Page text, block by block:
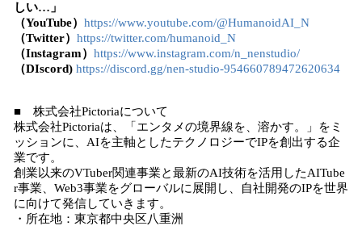
しい…」
（YouTube） https://www.youtube.com/@HumanoidAI_N
（Twitter） https://twitter.com/humanoid_N
（Instagram） https://www.instagram.com/n_nenstudio/
（DIscord) https://discord.gg/nen-studio-954660789472620634
■ 株式会社Pictoriaについて
株式会社Pictoriaは、「エンタメの境界線を、溶かす。」をミ
ッションに、AIを主軸としたテクノロジーでIPを創出する企
業です。
創業以来のVTuber関連事業と最新のAI技術を活用したAITube
r事業、Web3事業をグローバルに展開し、自社開発のIPを世界
に向けて発信していきます。
・所在地：東京都中央区八重洲